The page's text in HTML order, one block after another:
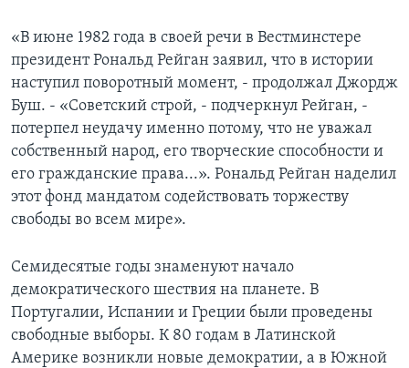
Языки
«В июне 1982 года в своей речи в Вестминстере
президент Рональд Рейган заявил, что в истории
наступил поворотный момент, - продолжал Джордж
Буш. - «Советский строй, - подчеркнул Рейган, -
потерпел неудачу именно потому, что не уважал
собственный народ, его творческие способности и
его гражданские права...». Рональд Рейган наделил
этот фонд мандатом содействовать торжеству
свободы во всем мире».
Семидесятые годы знаменуют начало
демократического шествия на планете. В
Португалии, Испании и Греции были проведены
свободные выборы. К 80 годам в Латинской
Америке возникли новые демократии, а в Южной